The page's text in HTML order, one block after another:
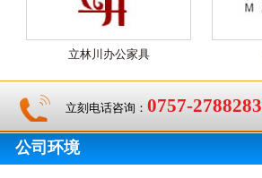
立林川办公家具
立刻电话咨询： 0757-
公司环境